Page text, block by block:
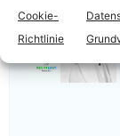
Cookie-
Richtlinie